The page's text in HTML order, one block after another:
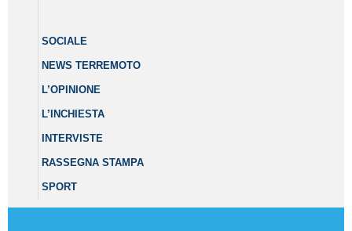
SOCIALE
NEWS TERREMOTO
L’OPINIONE
L’INCHIESTA
INTERVISTE
RASSEGNA STAMPA
SPORT